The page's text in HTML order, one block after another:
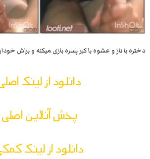
دختره با ناز و عشوه با کیر پسره بازی میکنه و براش
دانلود از لینک
پخش آنلاین اصلی
دانلود از لینک